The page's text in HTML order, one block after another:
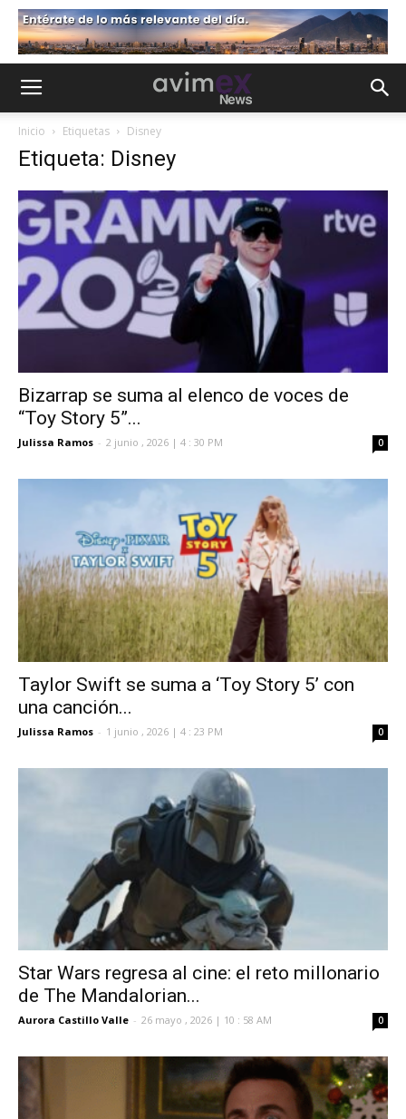
Inicio Etiquetas Disney
Etiqueta: Disney
Bizarrap se suma al elenco de voces de
“Toy Story 5”...
Julissa Ramos - 2 junio , 2026 | 4 : 30 PM 0
Taylor Swift se suma a ‘Toy Story 5’ con
una canción...
Julissa Ramos - 1 junio , 2026 | 4 : 23 PM 0
Star Wars regresa al cine: el reto millonario
de The Mandalorian...
Aurora Castillo Valle - 26 mayo , 2026 | 10 : 58 AM 0